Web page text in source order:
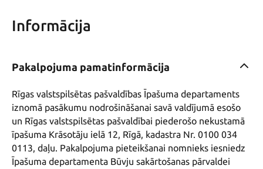
Informācija
Pakalpojuma pamatinformācija
Rīgas valstspilsētas pašvaldības Īpašuma departaments
iznomā pasākumu nodrošināšanai savā valdījumā esošo
un Rīgas valstspilsētas pašvaldībai piederošo nekustamā
īpašuma Krāsotāju ielā 12, Rīgā, kadastra Nr. 0100 034
0113, daļu. Pakalpojuma pieteikšanai nomnieks iesniedz
Īpašuma departamenta Būvju sakārtošanas pārvaldei